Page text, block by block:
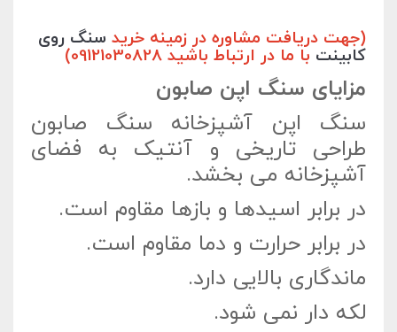
(جهت دریافت مشاوره در زمینه خرید سنگ روی
کابینت با ما در ارتباط باشید 09121030828)
مزایای سنگ اپن صابون
سنگ اپن آشپزخانه سنگ صابون
طراحی تاریخی و آنتیک به فضای
آشپزخانه می بخشد.
در برابر اسیدها و بازها مقاوم است.
در برابر حرارت و دما مقاوم است.
ماندگاری بالایی دارد.
لکه دار نمی شود.